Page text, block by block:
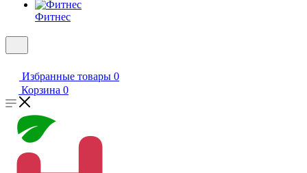
Фитнес
Избранные товары 0
Корзина 0